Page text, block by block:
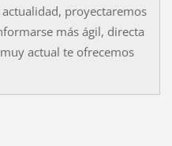
proyectaremos
más ágil, directa
actual te ofrecemos